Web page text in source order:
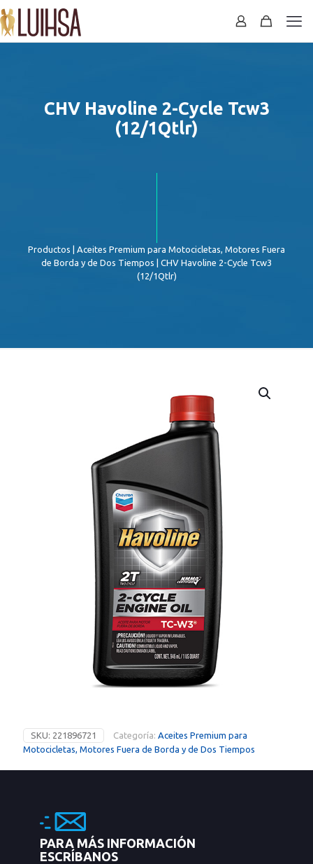
CHV Havoline 2-Cycle Tcw3
(12/1Qtlr)
Productos
Aceites Premium para Motocicletas, Motores Fuera
de Borda y de Dos Tiempos | CHV Havoline 2-Cycle Tcw3
(12/1Qtlr)
SKU: 221896721 Categoría: Aceites Premium para
Motocicletas, Motores Fuera de Borda y de Dos Tiempos
PARA MÁS INFORMACIÓN
ESCRÍBANOS